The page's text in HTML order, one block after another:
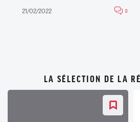
21/02/2022 0
LA SÉLECTION DE LA